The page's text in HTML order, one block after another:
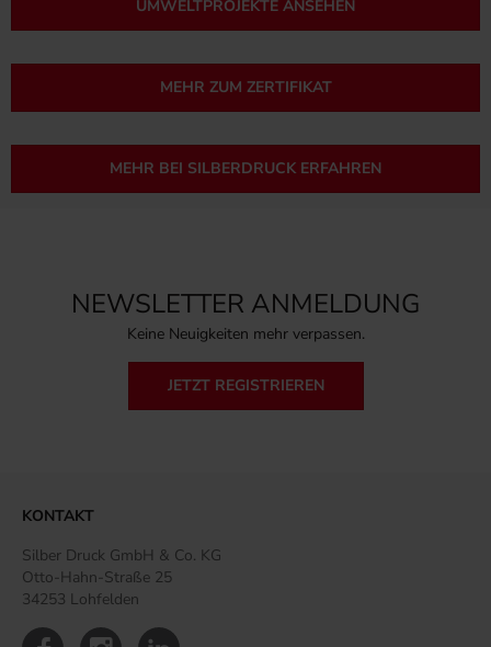
UMWELTPROJEKTE ANSEHEN
MEHR ZUM ZERTIFIKAT
MEHR BEI SILBERDRUCK ERFAHREN
NEWSLETTER ANMELDUNG
Keine Neuigkeiten mehr verpassen.
JETZT REGISTRIEREN
KONTAKT
Silber Druck GmbH & Co. KG
Otto-Hahn-Straße 25
34253 Lohfelden